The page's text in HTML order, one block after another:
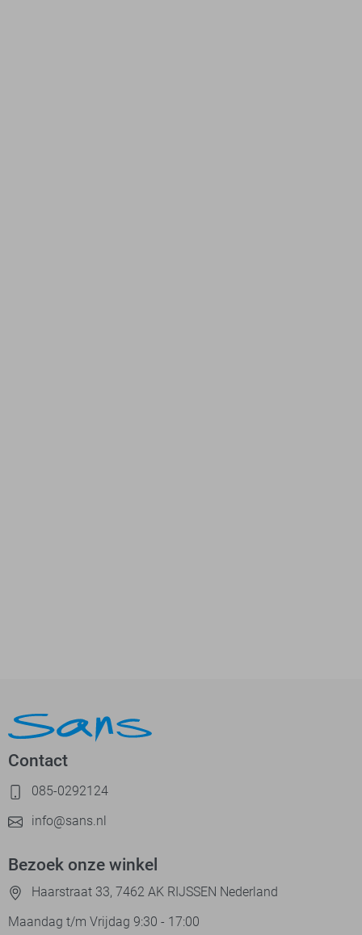
Contact
085-0292124
info@sans.nl
Bezoek onze winkel
Haarstraat 33, 7462 AK RIJSSEN Nederland
Maandag t/m Vrijdag 9:30 - 17:00